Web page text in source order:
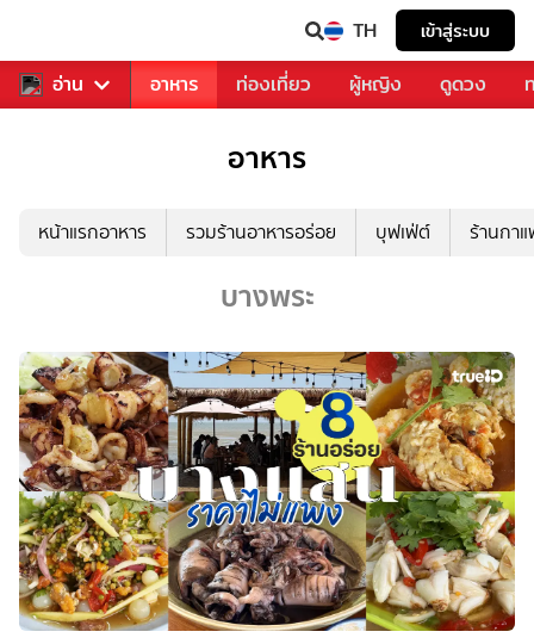
TH เข้าสู่ระบบ
อ่าน
รวงการเพลง อาหาร ท่องเที่ยว ผู้หญิง ดูดวง
อาหาร
หน้าแรกอาหาร รวมร้านอาหารอร่อย บุฟเฟ่ต์ ร้านกา
บางพระ